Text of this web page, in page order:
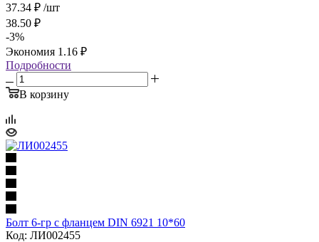
37.34 ₽ /шт
38.50 ₽
-3%
Экономия 1.16 ₽
Подробности
В корзину
Болт 6-гр с фланцем DIN 6921 10*60
Код: ЛИ002455